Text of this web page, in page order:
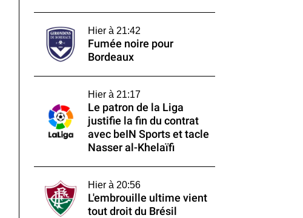
Hier à 21:42
Fumée noire pour
Bordeaux
Hier à 21:17
Le patron de la Liga
justifie la fin du contrat
avec beIN Sports et tacle
Nasser al-Khelaïfi
Hier à 20:56
L'embrouille ultime vient
tout droit du Brésil